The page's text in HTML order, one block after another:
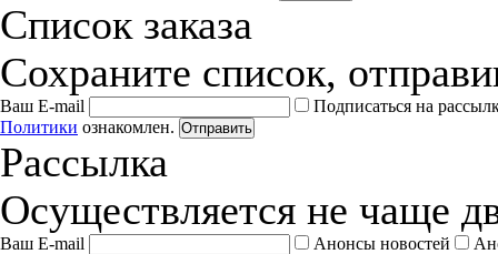
Список заказа
Сохраните список,
Ваш E-mail
Подписаться на
Политики ознакомлен. Отправить
Рассылка
Осуществляется не чаще
Ваш E-mail Анонсы новостей